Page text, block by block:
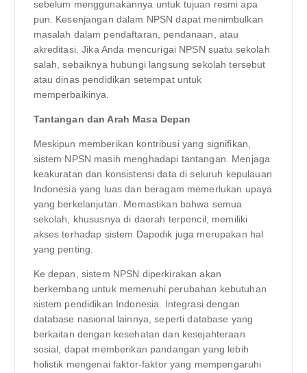
sebelum menggunakannya untuk tujuan resmi apa
pun. Kesenjangan dalam NPSN dapat menimbulkan
masalah dalam pendaftaran, pendanaan, atau
akreditasi. Jika Anda mencurigai NPSN suatu sekolah
salah, sebaiknya hubungi langsung sekolah tersebut
atau dinas pendidikan setempat untuk
memperbaikinya.
Tantangan dan Arah Masa Depan
Meskipun memberikan kontribusi yang signifikan,
sistem NPSN masih menghadapi tantangan. Menjaga
keakuratan dan konsistensi data di seluruh kepulauan
Indonesia yang luas dan beragam memerlukan upaya
yang berkelanjutan. Memastikan bahwa semua
sekolah, khususnya di daerah terpencil, memiliki
akses terhadap sistem Dapodik juga merupakan hal
yang penting.
Ke depan, sistem NPSN diperkirakan akan
berkembang untuk memenuhi perubahan kebutuhan
sistem pendidikan Indonesia. Integrasi dengan
database nasional lainnya, seperti database yang
berkaitan dengan kesehatan dan kesejahteraan
sosial, dapat memberikan pandangan yang lebih
holistik mengenai faktor-faktor yang mempengaruhi